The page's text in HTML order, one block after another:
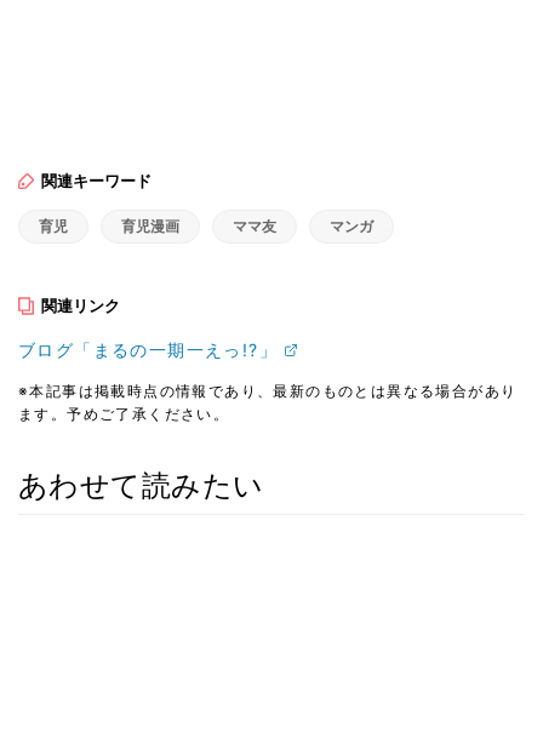
関連キーワード
育児 育児漫画 ママ友 マンガ
関連リンク
ブログ「まるの一期一えっ!?」
※本記事は掲載時点の情報であり、最新のものとは異なる場合があり
ます。予めご了承ください。
あわせて読みたい